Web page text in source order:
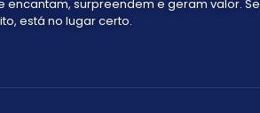
encantam, surpreendem e geram valor.
está no lugar certo.